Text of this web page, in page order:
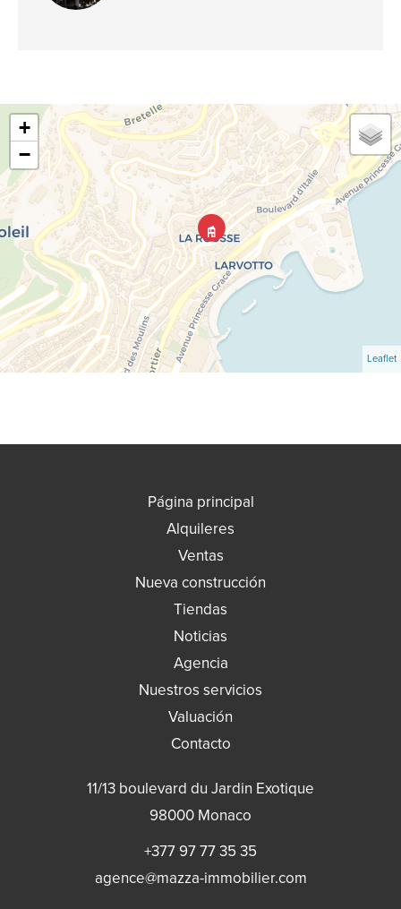
+
−
Leaflet
Página principal
Alquileres
Ventas
Nueva construcción
Tiendas
Noticias
Agencia
Nuestros servicios
Valuación
Contacto
11/13 boulevard du Jardin Exotique
98000 Monaco
+377 97 77 35 35
agence@mazza-immobilier.com